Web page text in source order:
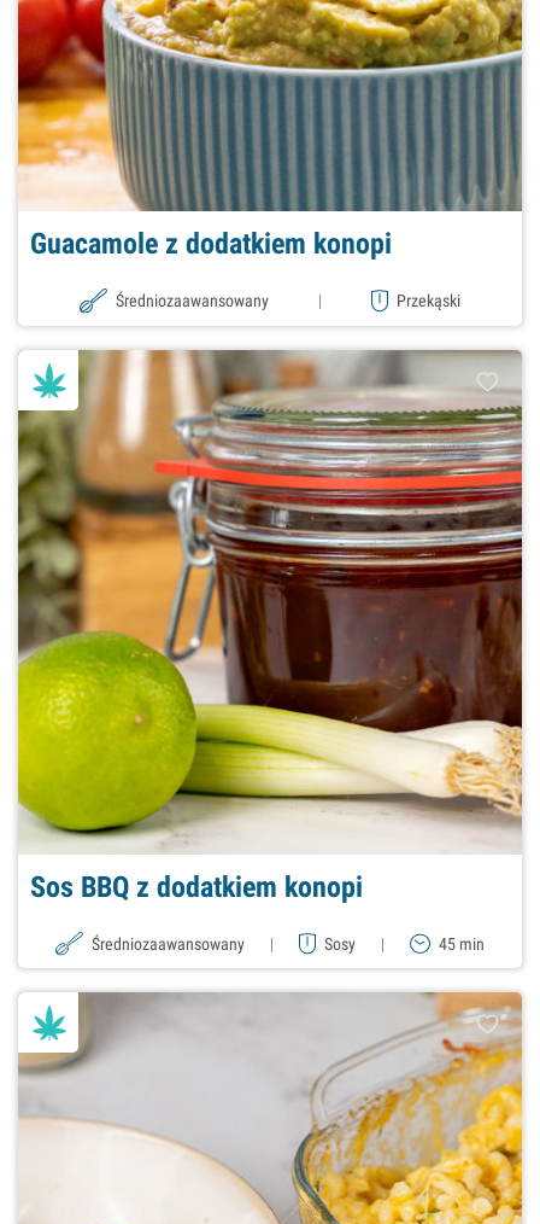
Guacamole z dodatkiem konopi
Średniozaawansowany | Przekąski
Sos BBQ z dodatkiem konopi
Średniozaawansowany | Sosy | 45 min